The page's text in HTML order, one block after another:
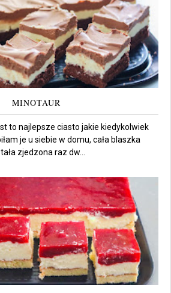
MINOTAUR
to najlepsze ciasto jakie kiedykolwiek
je u siebie w domu, cała blaszka
zjedzona raz dw...